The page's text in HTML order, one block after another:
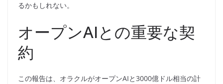
るかもしれない。
オープンAIとの重要な契
約
この報告は、オラクルがオープンAIと3000億ドル相当の計